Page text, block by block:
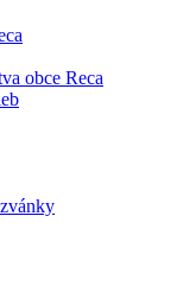
obce Reca